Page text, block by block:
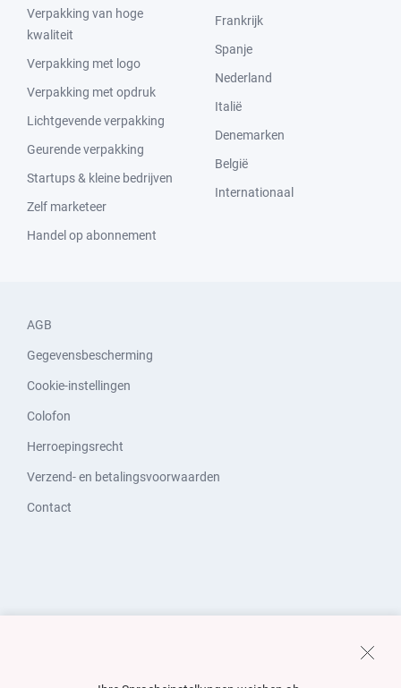
Verpakking van hoge
kwaliteit
Verpakking met logo
Verpakking met opdruk
Lichtgevende verpakking
Geurende verpakking
Startups & kleine bedrijven
Zelf marketeer
Handel op abonnement
Frankrijk
Spanje
Nederland
Italië
Denemarken
België
Internationaal
AGB
Gegevensbescherming
Cookie-instellingen
Colofon
Herroepingsrecht
Verzend- en betalingsvoorwaarden
Contact